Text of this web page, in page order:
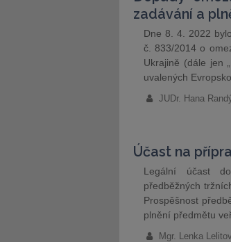
zadávání a
Dne 8. 4. 2022
č. 833/2014 o
Ukrajině (dále jen
uvalených
JUDr. Hana
Účast na
Legální účast
předběžných
Prospěšnost
plnění předmětu
Mgr. Lenka